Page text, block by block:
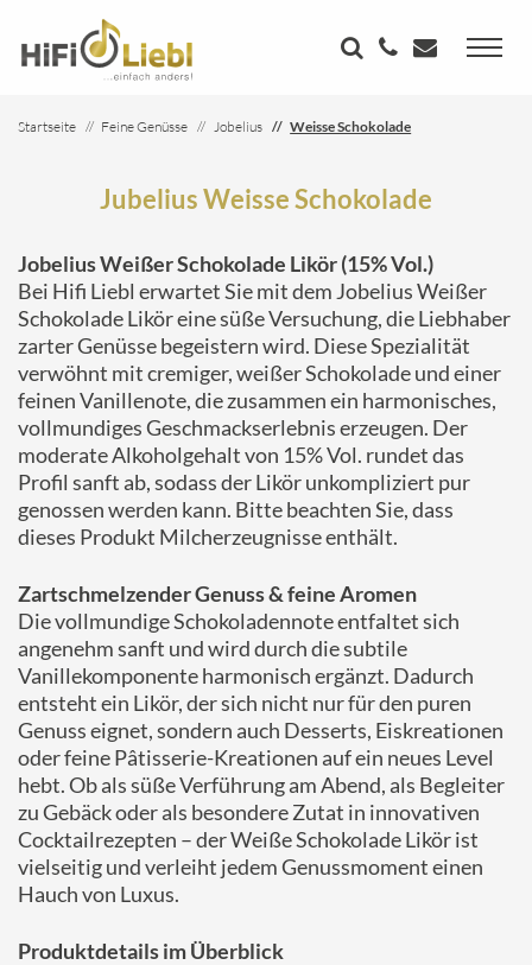
Startseite Feine Genüsse Jobelius Weisse Schokolade
Jubelius Weisse Schokolade
Jobelius Weißer Schokolade Likör (15% Vol.)
Bei Hifi Liebl erwartet Sie mit dem Jobelius Weißer
Schokolade Likör eine süße Versuchung, die Liebhaber
zarter Genüsse begeistern wird. Diese Spezialität
verwöhnt mit cremiger, weißer Schokolade und einer
feinen Vanillenote, die zusammen ein harmonisches,
vollmundiges Geschmackserlebnis erzeugen. Der
moderate Alkoholgehalt von 15% Vol. rundet das
Profil sanft ab, sodass der Likör unkompliziert pur
genossen werden kann. Bitte beachten Sie, dass
dieses Produkt Milcherzeugnisse enthält.
Zartschmelzender Genuss & feine Aromen
Die vollmundige Schokoladennote entfaltet sich
angenehm sanft und wird durch die subtile
Vanillekomponente harmonisch ergänzt. Dadurch
entsteht ein Likör, der sich nicht nur für den puren
Genuss eignet, sondern auch Desserts, Eiskreationen
oder feine Pâtisserie-Kreationen auf ein neues Level
hebt. Ob als süße Verführung am Abend, als Begleiter
zu Gebäck oder als besondere Zutat in innovativen
Cocktailrezepten – der Weiße Schokolade Likör ist
vielseitig und verleiht jedem Genussmoment einen
Hauch von Luxus.
Produktdetails im Überblick